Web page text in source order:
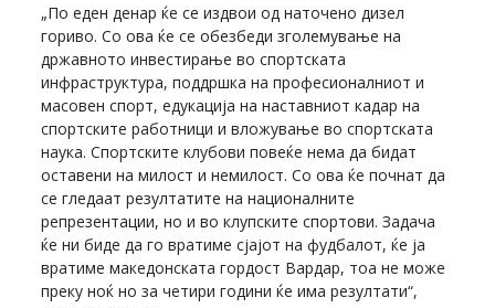
„По еден денар ќе се издвои од наточено дизел
гориво. Со ова ќе се обезбеди зголемување на
државното инвестирање во спортската
инфраструктура, поддршка на професионалниот и
масовен спорт, едукација на наставниот кадар на
спортските работници и вложување во спортската
наука. Спортските клубови повеќе нема да бидат
оставени на милост и немилост. Со ова ќе почнат да
се гледаат резултатите на националните
репрезентации, но и во клупските спортови. Задача
ќе ни биде да го вратиме сјајот на фудбалот, ќе ја
вратиме македонската гордост Вардар, тоа не може
преку ноќ но за четири години ќе има резултати“,